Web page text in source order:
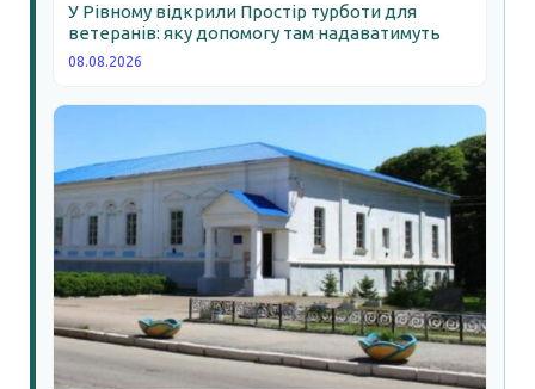
У Рівному відкрили Простір турботи для
ветеранів: яку допомогу там надаватимуть
08.08.2026